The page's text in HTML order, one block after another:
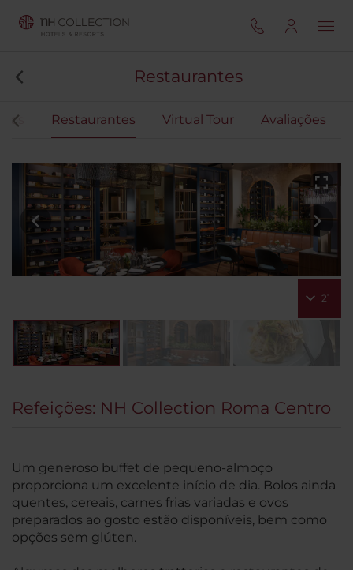
Restaurantes
Restaurantes Virtual Tour Avaliações
21
Refeições: NH Collection Roma Centro
Um generoso buffet de pequeno-almoço
proporciona um excelente início de dia. Bolos ainda
quentes, cereais, carnes frias variadas e ovos
preparados ao gosto estão disponíveis, bem como
opções sem glúten.